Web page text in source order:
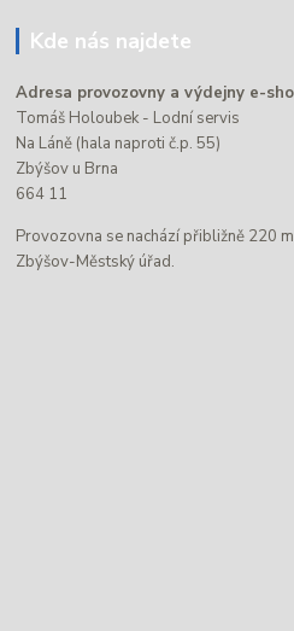
Kde nás najdete
Adresa provozovny a výdejny e-
Tomáš Holoubek - Lodní servis
Na Láně (hala naproti č.p. 55)
Zbýšov u Brna
664 11
Provozovna se nachází přibližně 220
Zbýšov-Městský úřad.